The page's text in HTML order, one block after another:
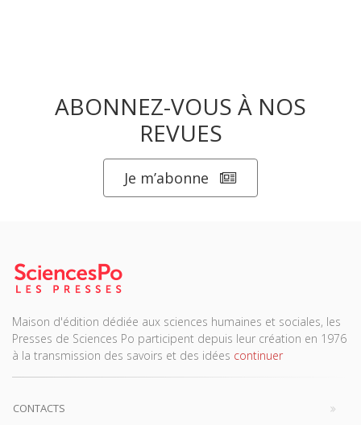
ABONNEZ-VOUS À NOS
REVUES
Je m’abonne
Maison d'édition dédiée aux sciences humaines et sociales, les
Presses de Sciences Po participent depuis leur création en 1976
à la transmission des savoirs et des idées continuer
CONTACTS